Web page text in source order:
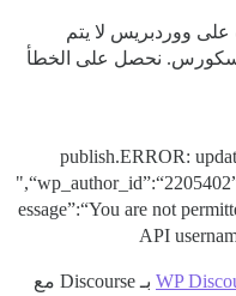
على ووردبريس لا يتم
نحصل على الخطأ
publish.ERROR:
essage”:“You are not
API
WP
بـ Discourse مع